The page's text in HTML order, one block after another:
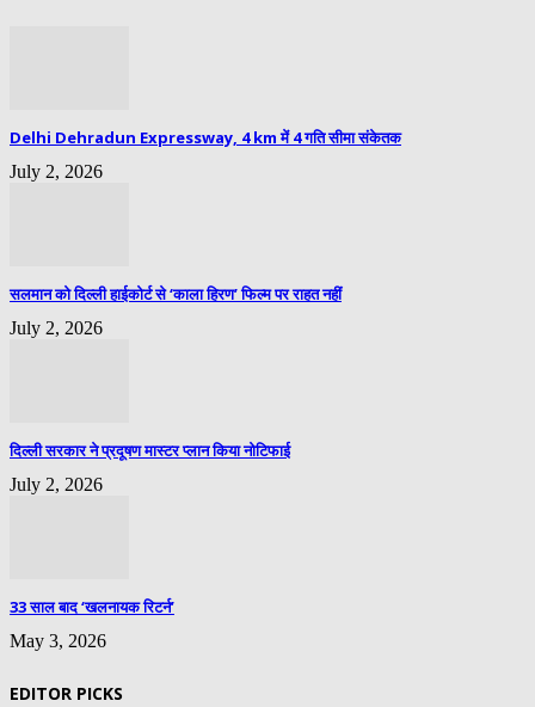
Delhi Dehradun Expressway, 4 km में 4 गति सीमा संकेतक
July 2, 2026
सलमान को दिल्ली हाईकोर्ट से ‘काला हिरण’ फिल्म पर राहत नहीं
July 2, 2026
दिल्ली सरकार ने प्रदूषण मास्टर प्लान किया नोटिफाई
July 2, 2026
33 साल बाद ‘खलनायक रिटर्न’
May 3, 2026
EDITOR PICKS